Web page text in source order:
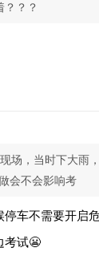
？？？
场，当时下大雨
会不会影响考
车不需要开启
考试😬